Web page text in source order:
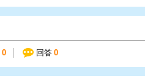
0 回答 0